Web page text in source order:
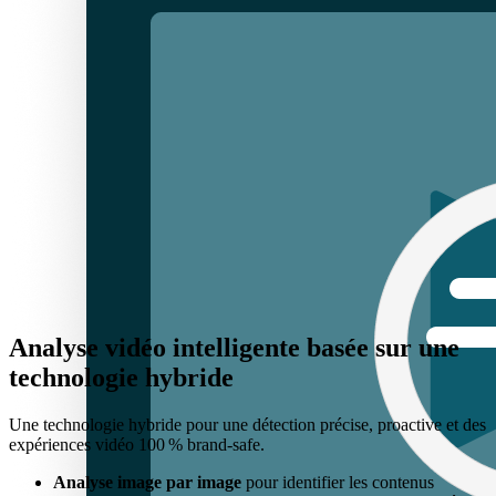
Analyse vidéo intelligente basée sur une
technologie hybride
Une technologie hybride pour une détection précise, proactive et des
expériences vidéo 100 % brand-safe.
Analyse image par image pour identifier les contenus